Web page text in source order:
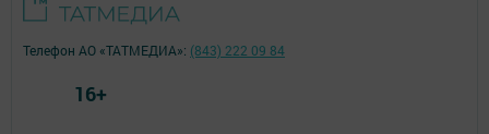
Телефон АО «ТАТМЕДИА»: (843) 222 09 84
16+